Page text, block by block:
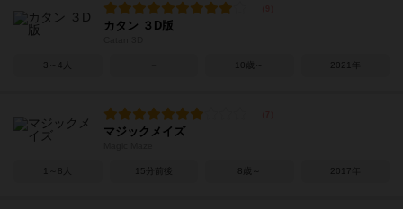
カタン ３D版
3～4人 10歳～ 2021年
マジックメイズ
1～8人 15分前後 8歳～ 2017年